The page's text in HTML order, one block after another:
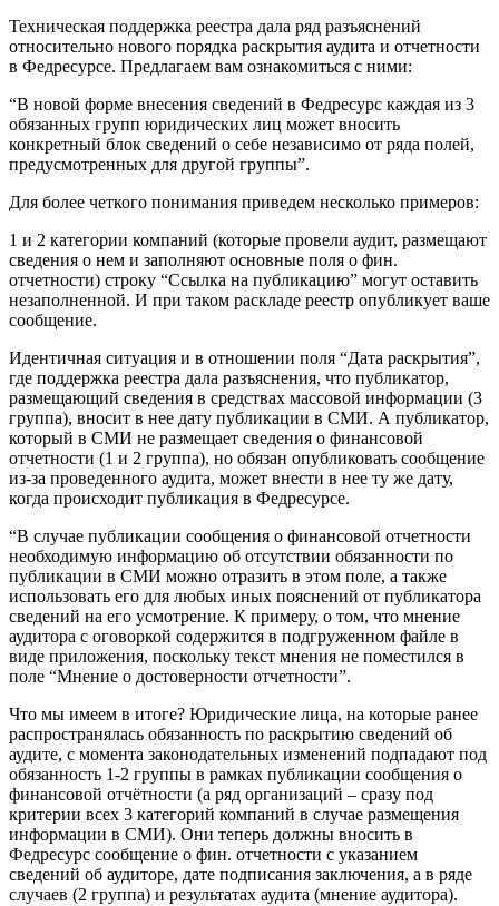
Техническая поддержка реестра дала ряд разъяснений
относительно нового порядка раскрытия аудита и отчетности
в Федресурсе. Предлагаем вам ознакомиться с ними:
“В новой форме внесения сведений в Федресурс каждая из 3
обязанных групп юридических лиц может вносить
конкретный блок сведений о себе независимо от ряда полей,
предусмотренных для другой группы”.
Для более четкого понимания приведем несколько примеров:
1 и 2 категории компаний (которые провели аудит, размещают
сведения о нем и заполняют основные поля о фин.
отчетности) строку “Ссылка на публикацию” могут оставить
незаполненной. И при таком раскладе реестр опубликует ваше
сообщение.
Идентичная ситуация и в отношении поля “Дата раскрытия”,
где поддержка реестра дала разъяснения, что публикатор,
размещающий сведения в средствах массовой информации (3
группа), вносит в нее дату публикации в СМИ. А публикатор,
который в СМИ не размещает сведения о финансовой
отчетности (1 и 2 группа), но обязан опубликовать сообщение
из-за проведенного аудита, может внести в нее ту же дату,
когда происходит публикация в Федресурсе.
“В случае публикации сообщения о финансовой отчетности
необходимую информацию об отсутствии обязанности по
публикации в СМИ можно отразить в этом поле, а также
использовать его для любых иных пояснений от публикатора
сведений на его усмотрение. К примеру, о том, что мнение
аудитора с оговоркой содержится в подгруженном файле в
виде приложения, поскольку текст мнения не поместился в
поле “Мнение о достоверности отчетности”.
Что мы имеем в итоге? Юридические лица, на которые ранее
распространялась обязанность по раскрытию сведений об
аудите, с момента законодательных изменений подпадают под
обязанность 1-2 группы в рамках публикации сообщения о
финансовой отчётности (а ряд организаций – сразу под
критерии всех 3 категорий компаний в случае размещения
информации в СМИ). Они теперь должны вносить в
Федресурс сообщение о фин. отчетности с указанием
сведений об аудиторе, дате подписания заключения, а в ряде
случаев (2 группа) и результатах аудита (мнение аудитора).